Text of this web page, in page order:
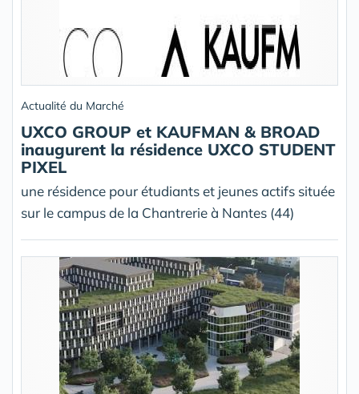
Actualité du Marché
UXCO GROUP et KAUFMAN & BROAD
inaugurent la résidence UXCO STUDENT
PIXEL
une résidence pour étudiants et jeunes actifs située
sur le campus de la Chantrerie à Nantes (44)